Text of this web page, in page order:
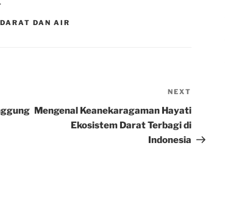
DAN AIR
Post
NEXT
Mengenal Keanekaragaman Hayati
Ekosistem Darat Terbagi di
Indonesia